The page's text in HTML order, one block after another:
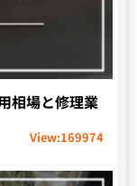
相場と修理業
View:169974